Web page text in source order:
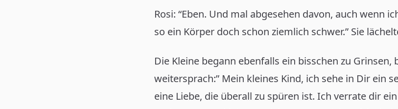
Rosi: “Eben. Und mal abgesehen davon, auch wenn
so ein Körper doch schon ziemlich schwer.” Sie
Die Kleine begann ebenfalls ein bisschen zu Grinsen,
weitersprach:” Mein kleines Kind, ich sehe in Dir ein
eine Liebe, die überall zu spüren ist. Ich verrate dir